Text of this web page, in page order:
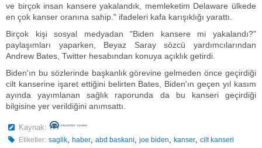
ve birçok insan kansere yakalandık, memleketim Delaware ülkede
en çok kanser oranına sahip." ifadeleri kafa karışıklığı yarattı.
Birçok kişi sosyal medyadan "Biden kansere mi yakalandı?"
paylaşımları yaparken, Beyaz Saray sözcü yardımcılarından
Andrew Bates, Twitter hesabından konuya açıklık getirdi.
Biden'ın bu sözlerinde başkanlık görevine gelmeden önce geçirdiği
cilt kanserine işaret ettiğini belirten Bates, Biden'ın geçen yıl kasım
ayında yayımlanan sağlık raporunda da bu kanseri geçirdiği
bilgisine yer verildiğini anımsattı.
Kaynak:
Etiketler: saglik,haber,abd baskani,joe biden,kanser,cilt kanseri